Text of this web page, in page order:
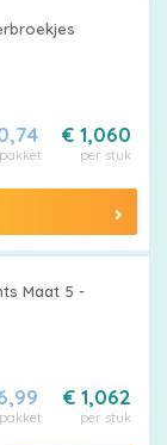
€ 1,060
per stuk
Maat 5 -
€ 1,062
per stuk